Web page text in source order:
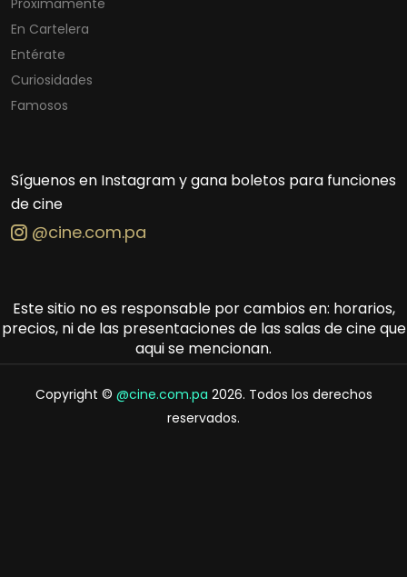
Próximamente
En Cartelera
Entérate
Curiosidades
Famosos
Síguenos en Instagram y gana boletos para funciones
de cine
@cine.com.pa
Este sitio no es responsable por cambios en: horarios,
precios, ni de las presentaciones de las salas de cine que
aqui se mencionan.
Copyright © @cine.com.pa 2026. Todos los derechos
reservados.